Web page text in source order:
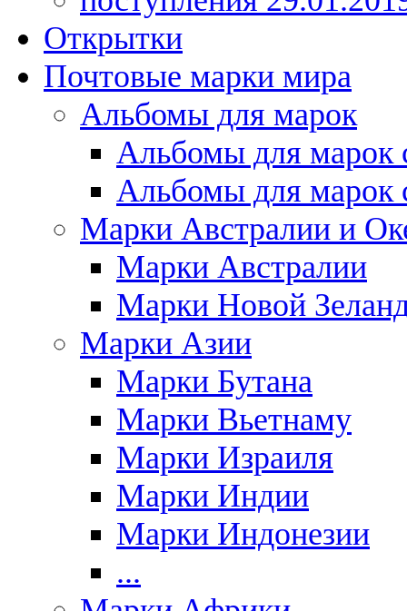
Открытки
Почтовые марки мира
Альбомы для марок
Альбомы для марок
Альбомы для марок
Марки Австралии и
Марки Австралии
Марки Новой
Марки Азии
Марки Бутана
Марки Вьетнаму
Марки Израиля
Марки Индии
Марки Индонезии
...